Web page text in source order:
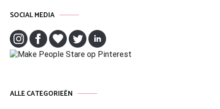
SOCIAL MEDIA
ALLE CATEGORIEËN